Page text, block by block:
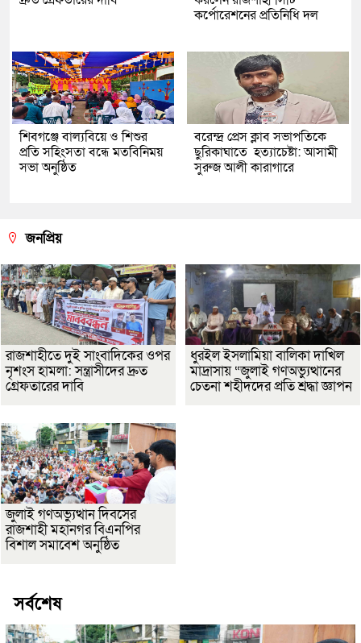
কর্পোরেশনের প্রতিনিধি দল
শিবগঞ্জে বাল্যবিয়ে ও শিশুর
প্রতি সহিংসতা বন্ধে মতবিনিময়
সভা অনুষ্ঠিত
বরেন্দ্র প্রেস ক্লাব সভাপতিকে
ছুরিকাঘাতে হত্যাচেষ্টা: আসামী
সুরুজ আলী কারাগারে
জনপ্রিয়
রাজশাহীতে দুই সাংবাদিকের ওপর
নৃশংস হামলা: সন্ত্রাসীদের দ্রুত
গ্রেফতারের দাবি
ধুরইল ইসলামিয়া বালিকা দাখিল
মাদ্রাসায় “জুলাই গণঅভ্যুত্থানের
চেতনা শহীদদের প্রতি শ্রদ্ধা জ্ঞাপন
জুলাই গণঅভ্যুত্থান দিবসের
রাজশাহী মহানগর বিএনপির
বিশাল সমাবেশ অনুষ্ঠিত
সর্বশেষ